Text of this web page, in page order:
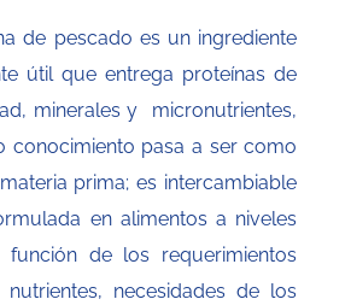
de pescado es un ingrediente
útil que entrega proteínas de
minerales y micronutrientes,
conocimiento pasa a ser como
prima; es intercambiable
en alimentos a niveles
de los requerimientos
necesidades de los